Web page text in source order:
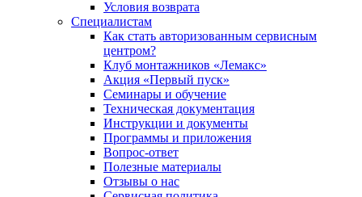
Условия возврата
Специалистам
Как стать авторизованным сервисным
центром?
Клуб монтажников «Лемакс»
Акция «Первый пуск»
Семинары и обучение
Техническая документация
Инструкции и документы
Программы и приложения
Вопрос-ответ
Полезные материалы
Отзывы о нас